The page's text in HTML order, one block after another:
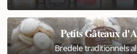
Petits Gâteaux
Bredele traditionnels